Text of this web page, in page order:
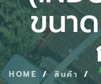
ขนา
HOME / สินค้า /